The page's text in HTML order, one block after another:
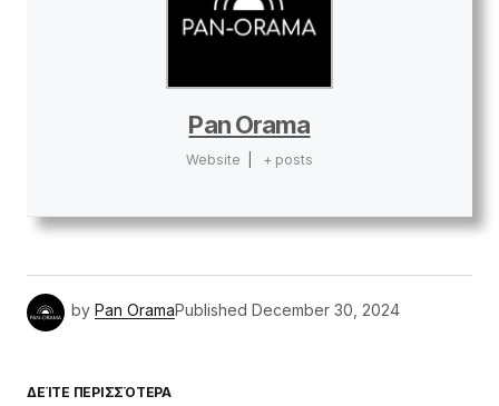
Pan Orama
Website + posts
by Pan OramaPublished December 30, 2024
ΔΕΊΤΕ ΠΕΡΙΣΣΌΤΕΡΑ